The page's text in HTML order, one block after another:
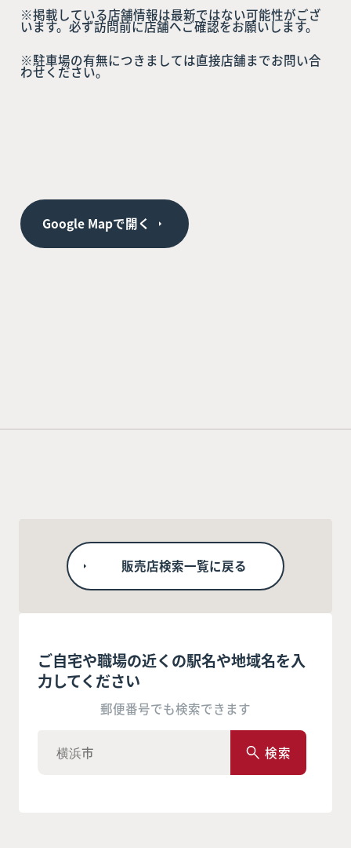
※掲載している店舗情報は最新ではない可能性がござ
います。必ず訪問前に店舗へご確認をお願いします。
※駐車場の有無につきましては直接店舗までお問い合
わせください。
Google Mapで開く
販売店検索一覧に戻る
ご自宅や職場の近くの駅名や地域名を入
力してください
郵便番号でも検索できます
検索